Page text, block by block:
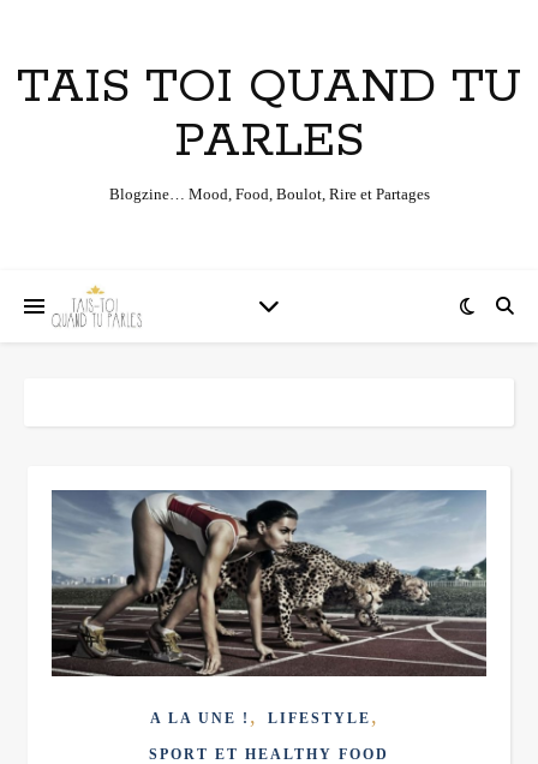
TAIS TOI QUAND TU
PARLES
Blogzine… Mood, Food, Boulot, Rire et Partages
A LA UNE ! , LIFESTYLE ,
SPORT ET HEALTHY FOOD